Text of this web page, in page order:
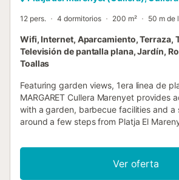
12 pers. 4 dormitorios 200 m² 50 m de
Wifi, Internet, Aparcamiento, Terraza,
Televisión de pantalla plana, Jardín,
Toallas
Featuring garden views, 1era linea de
MARGARET Cullera Marenyet provides
with a garden, barbecue facilities and a
around a few steps from Platja El
Ver oferta